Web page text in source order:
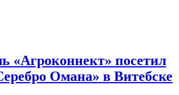
«Агроконнект» посетил
Омана» в Витебске